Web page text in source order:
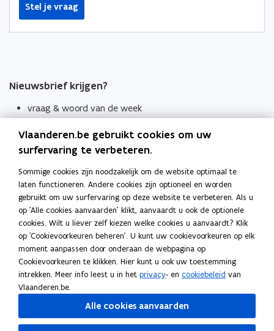
Stel je vraag
Nieuwsbrief krijgen?
vraag & woord van de week
Schrijf je in
Thema's
Taaladviezen
Spellingregels
Tips voor duidelijke taal
Bekijk ook
Spellingtests
Boek- en webwijzer
Vlaanderen.be gebruikt cookies om uw
surfervaring te verbeteren.
Sommige cookies zijn noodzakelijk om de website optimaal te
laten functioneren. Andere cookies zijn optioneel en worden
gebruikt om uw surfervaring op deze website te verbeteren. Als u
op 'Alle cookies aanvaarden' klikt, aanvaardt u ook de optionele
cookies. Wilt u liever zelf kiezen welke cookies u aanvaardt? Klik
op 'Cookievoorkeuren beheren'. U kunt uw cookievoorkeuren op elk
moment aanpassen door onderaan de webpagina op
Cookievoorkeuren te klikken. Hier kunt u ook uw toestemming
intrekken. Meer info leest u in het privacy- en cookiebeleid van
Vlaanderen.be.
Alle cookies aanvaarden